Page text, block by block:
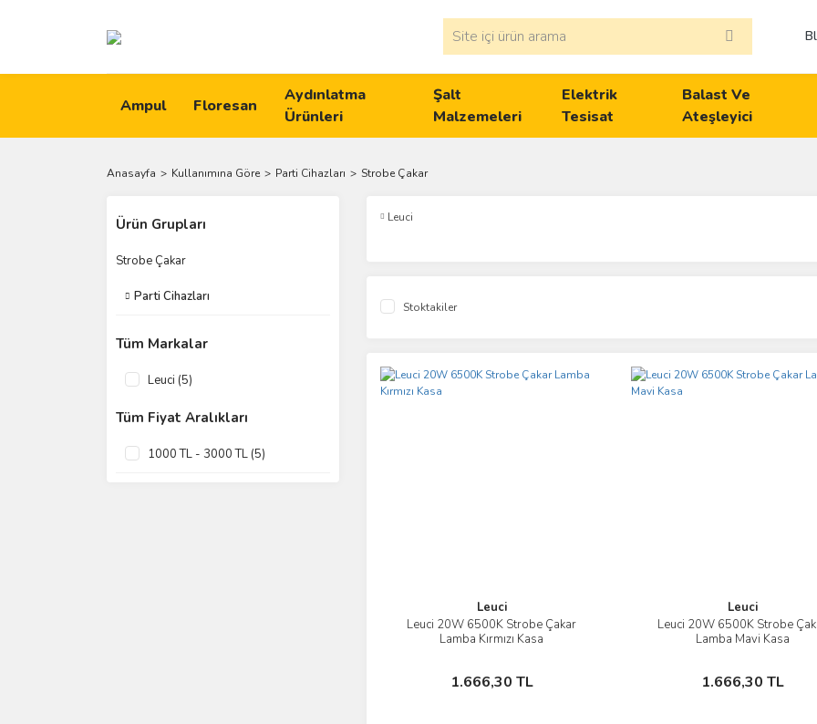
Ampul Floresan
Aydınlatma
Ürünleri
Şalt
Malzemeleri
Elektrik
Tesisat
Balast Ve
Ateşleyici
Anasayfa Kullanımına Göre Parti Cihazları Strobe Çakar
Ürün Grupları
Strobe Çakar
Parti Cihazları
Tüm Markalar
Leuci (5)
Tüm Fiyat Aralıkları
1000 TL - 3000 TL (5)
Leuci
Stoktakiler
Leuci
Leuci 20W 6500K Strobe Çakar
Lamba Kırmızı Kasa
1.666,30 TL
İncele
Sepete Ekle
Leuci
Leuci 20W 6500K Strobe
Lamba Mavi Kasa
1.666,30 TL
İncele
Sepete Ekle